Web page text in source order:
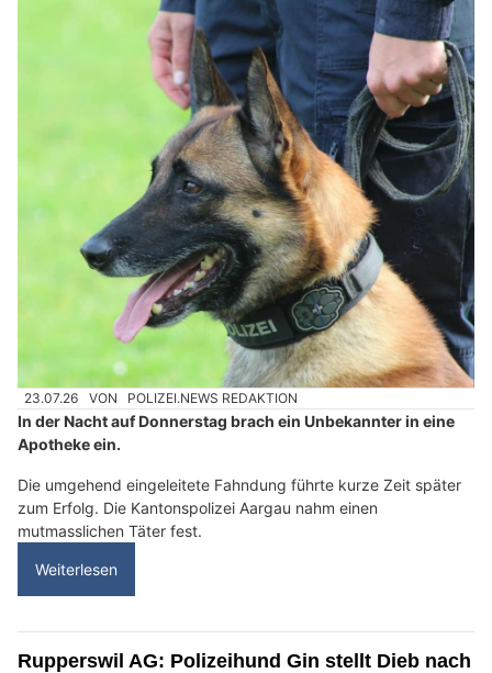
23.07.26 VON POLIZEI.NEWS REDAKTION
In der Nacht auf Donnerstag brach ein Unbekannter in eine
Apotheke ein.
Die umgehend eingeleitete Fahndung führte kurze Zeit später
zum Erfolg. Die Kantonspolizei Aargau nahm einen
mutmasslichen Täter fest.
Weiterlesen
Rupperswil AG: Polizeihund Gin stellt Dieb nach